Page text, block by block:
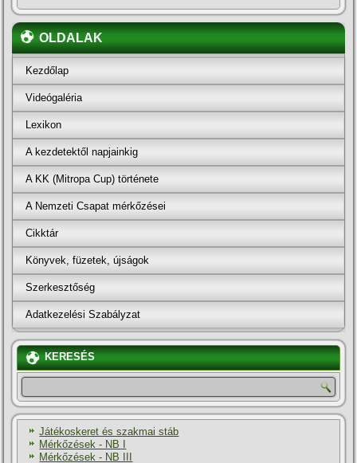
OLDALAK
Kezdőlap
Videógaléria
Lexikon
A kezdetektől napjainkig
A KK (Mitropa Cup) története
A Nemzeti Csapat mérkőzései
Cikktár
Könyvek, füzetek, újságok
Szerkesztőség
Adatkezelési Szabályzat
KERESÉS
Játékoskeret és szakmai stáb
Mérkőzések - NB I
Mérkőzések - NB III